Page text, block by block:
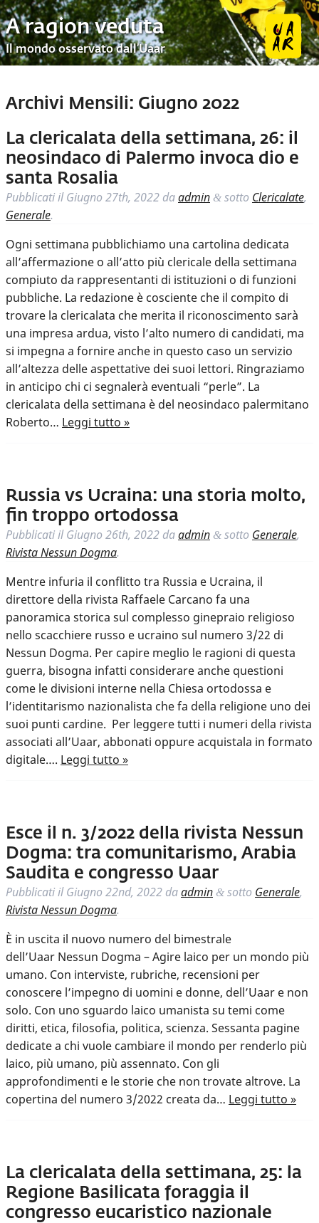
A ragion veduta
Il mondo osservato dall’Uaar
Archivi Mensili: Giugno 2022
La clericalata della settimana, 26: il
neosindaco di Palermo invoca dio e
santa Rosalia
Pubblicati ilGiugno 27th, 2022 daadmin & sotto Clericalate,
Generale.
Ogni settimana pubblichiamo una cartolina dedicata
all’affermazione o all’atto più clericale della settimana
compiuto da rappresentanti di istituzioni o di funzioni
pubbliche. La redazione è cosciente che il compito di
trovare la clericalata che merita il riconoscimento sarà
una impresa ardua, visto l’alto numero di candidati, ma
si impegna a fornire anche in questo caso un servizio
all’altezza delle aspettative dei suoi lettori. Ringraziamo
in anticipo chi ci segnalerà eventuali “perle”. La
clericalata della settimana è del neosindaco palermitano
Roberto… Leggi tutto »
Russia vs Ucraina: una storia molto,
fin troppo ortodossa
Pubblicati ilGiugno 26th, 2022 daadmin & sotto Generale,
Rivista Nessun Dogma.
Mentre infuria il conflitto tra Russia e Ucraina, il
direttore della rivista Raffaele Carcano fa una
panoramica storica sul complesso ginepraio religioso
nello scacchiere russo e ucraino sul numero 3/22 di
Nessun Dogma. Per capire meglio le ragioni di questa
guerra, bisogna infatti considerare anche questioni
come le divisioni interne nella Chiesa ortodossa e
l’identitarismo nazionalista che fa della religione uno dei
suoi punti cardine. Per leggere tutti i numeri della rivista
associati all’Uaar, abbonati oppure acquistala in formato
digitale…. Leggi tutto »
Esce il n. 3/2022 della rivista Nessun
Dogma: tra comunitarismo, Arabia
Saudita e congresso Uaar
Pubblicati ilGiugno 22nd, 2022 daadmin & sotto Generale,
Rivista Nessun Dogma.
È in uscita il nuovo numero del bimestrale
dell’Uaar Nessun Dogma – Agire laico per un mondo più
umano. Con interviste, rubriche, recensioni per
conoscere l’impegno di uomini e donne, dell’Uaar e non
solo. Con uno sguardo laico umanista su temi come
diritti, etica, filosofia, politica, scienza. Sessanta pagine
dedicate a chi vuole cambiare il mondo per renderlo più
laico, più umano, più assennato. Con gli
approfondimenti e le storie che non trovate altrove. La
copertina del numero 3/2022 creata da… Leggi tutto »
La clericalata della settimana, 25: la
Regione Basilicata foraggia il
congresso eucaristico nazionale